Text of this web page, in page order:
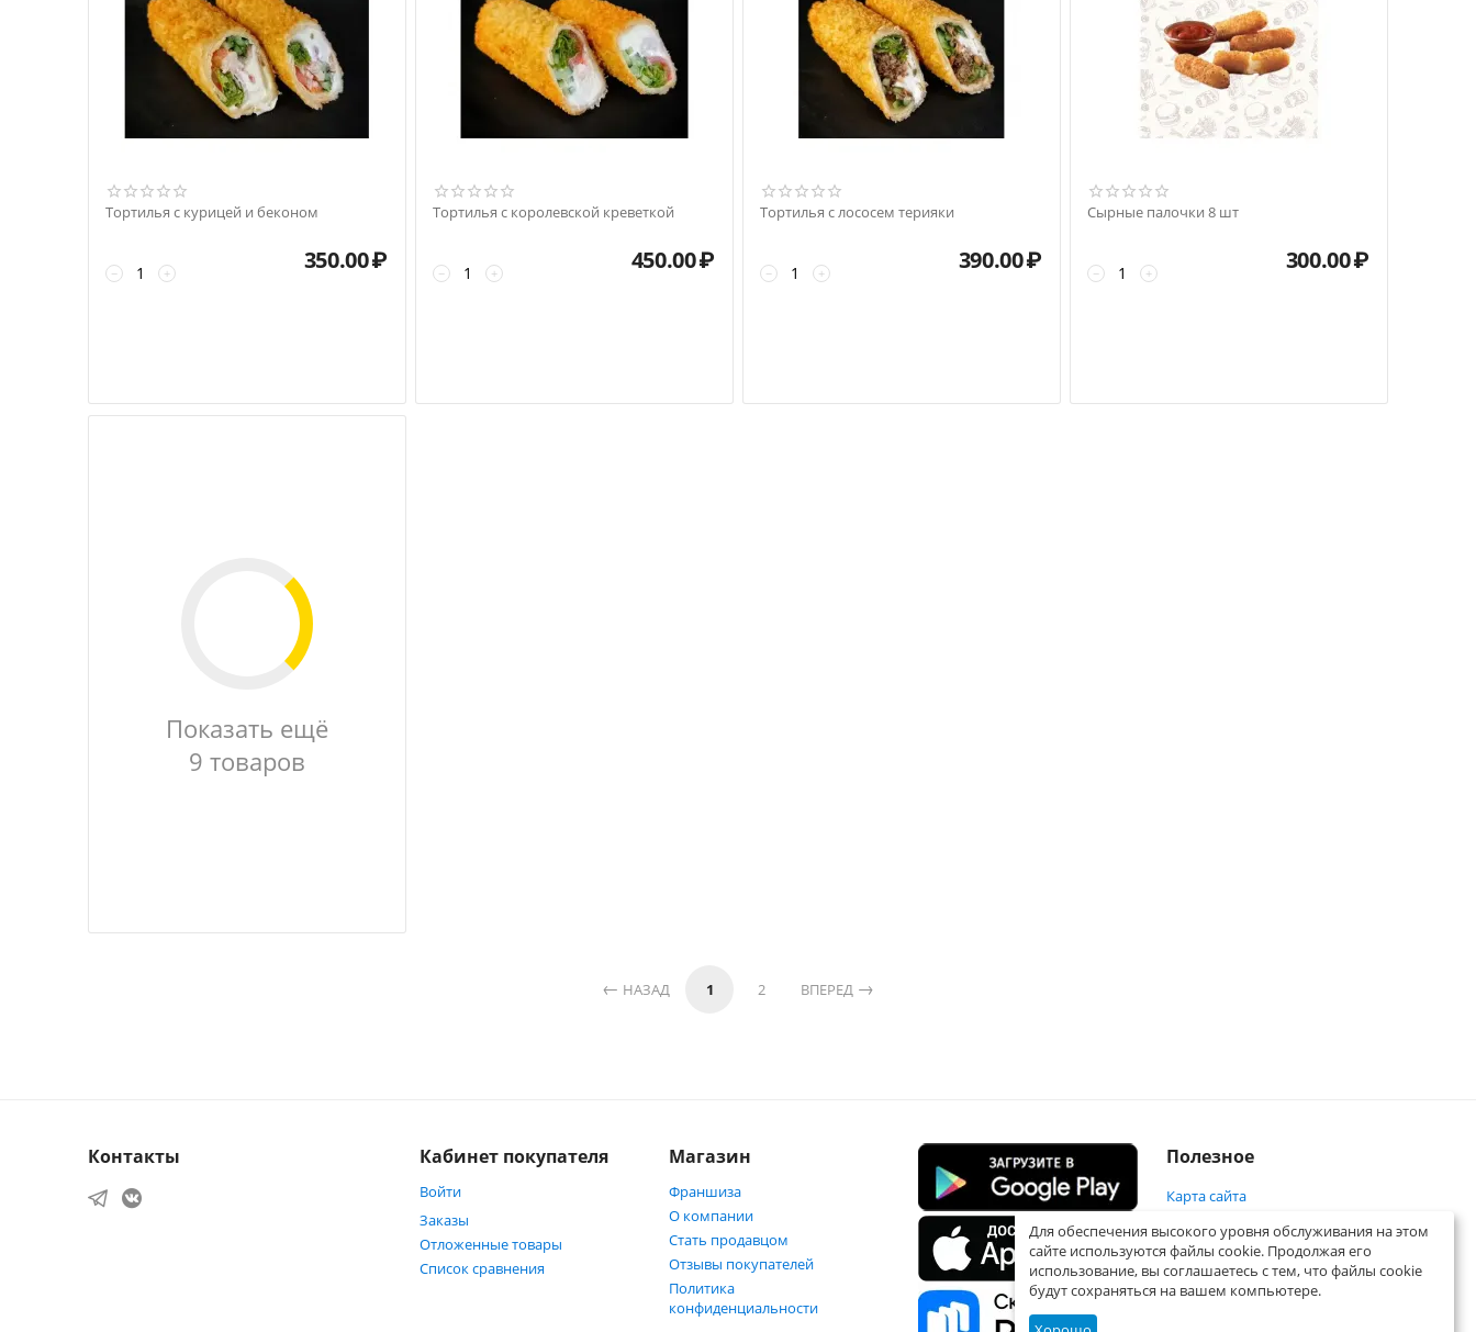
Тортилья с курицей и беконом
+
− 350.00₽
Тортилья с королевской креветкой
+
− 450.00₽
Тортилья с лососем терияки
+
− 390.00₽
Сырные палочки 8 шт
+
− 300.00₽
Показать ещё
9 товаров
НАЗАД 1 2 ВПЕРЕД
Контакты Кабинет покупателя
Войти
Заказы
Отложенные товары
Список сравнения
Магазин
Франшиза
О компании
Стать продавцом
Отзывы покупателей
Политика
конфиденциальности
Полезное
Карта сайта
Для обеспечения высокого уровня обслуживания на этом
сайте используются файлы cookie. Продолжая его
использование, вы соглашаетесь с тем, что файлы cookie
будут сохраняться на вашем компьютере.